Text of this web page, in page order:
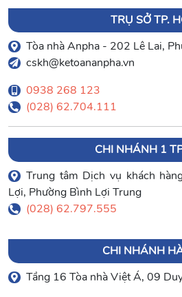
TRỤ SỞ TP.
Tòa nhà Anpha - 202 Lê Lai,
cskh@ketoananpha.vn
0938 268 123
(028) 62.704.111
CHI NHÁNH 1
Trung tâm Dịch vụ khách
Lợi, Phường Bình Lợi Trung
(028) 62.797.555
CHI NHÁNH
Tầng 16 Tòa nhà Việt Á, 09